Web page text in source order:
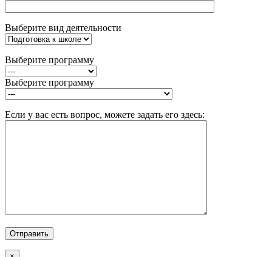
Выберите вид деятельности
Выберите программу
Выберите программу
Если у вас есть вопрос, можете задать его здесь: